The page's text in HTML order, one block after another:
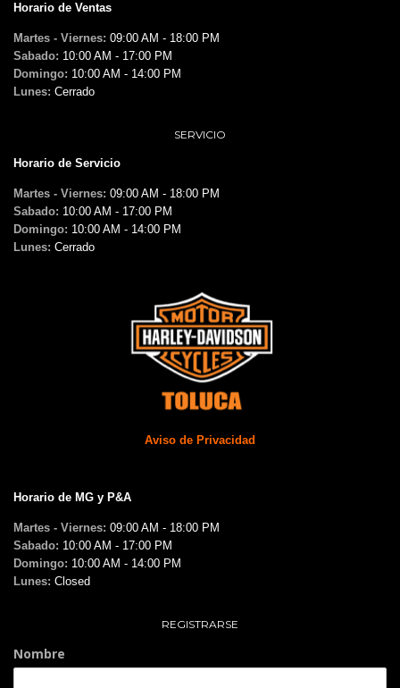
Horario de Ventas
Martes - Viernes: 09:00 AM - 18:00 PM
Sabado: 10:00 AM - 17:00 PM
Domingo: 10:00 AM - 14:00 PM
Lunes: Cerrado
SERVICIO
Horario de Servicio
Martes - Viernes: 09:00 AM - 18:00 PM
Sabado: 10:00 AM - 17:00 PM
Domingo: 10:00 AM - 14:00 PM
Lunes: Cerrado
Aviso de Privacidad
Horario de MG y P&A
Martes - Viernes: 09:00 AM - 18:00 PM
Sabado: 10:00 AM - 17:00 PM
Domingo: 10:00 AM - 14:00 PM
Lunes: Closed
REGISTRARSE
Nombre